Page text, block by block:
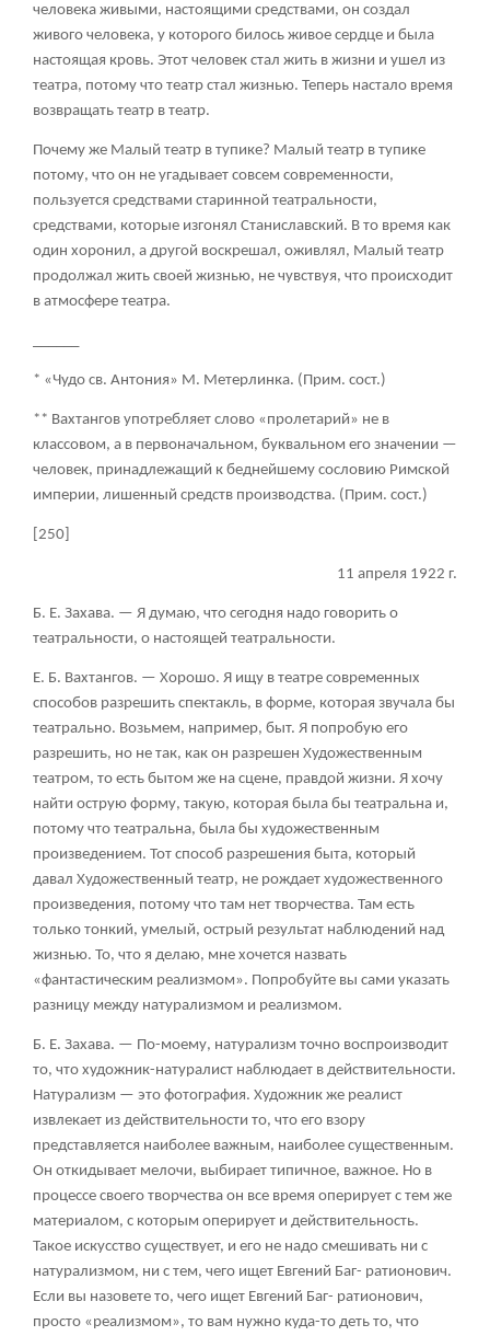
человека живыми, настоящими средствами, он создал
живого человека, у которого билось живое сердце и была
настоящая кровь. Этот человек стал жить в жизни и ушел из
театра, потому что театр стал жизнью. Теперь настало время
возвращать театр в театр.
Почему же Малый театр в тупике? Малый театр в тупике
потому, что он не угадывает совсем современности,
пользуется средствами старинной театральности,
средствами, которые изгонял Станиславский. В то время как
один хоронил, а другой воскрешал, оживлял, Малый театр
продолжал жить своей жизнью, не чувствуя, что происходит
в атмосфере театра.
* «Чудо св. Антония» М. Метерлинка. (Прим. сост.)
** Вахтангов употребляет слово «пролетарий» не в
классовом, а в первоначальном, буквальном его значении —
человек, принадлежащий к беднейшему сословию Римской
империи, лишенный средств производства. (Прим. сост.)
[250]
11 апреля 1922 г.
Б. Е. Захава. — Я думаю, что сегодня надо говорить о
театральности, о настоящей театральности.
Е. Б. Вахтангов. — Хорошо. Я ищу в театре современных
способов разрешить спектакль, в форме, которая звучала бы
театрально. Возьмем, например, быт. Я попробую его
разрешить, но не так, как он разрешен Художественным
театром, то есть бытом же на сцене, правдой жизни. Я хочу
найти острую форму, такую, которая была бы театральна и,
потому что театральна, была бы художественным
произведением. Тот способ разрешения быта, который
давал Художественный театр, не рождает художественного
произведения, потому что там нет творчества. Там есть
только тонкий, умелый, острый результат наблюдений над
жизнью. То, что я делаю, мне хочется назвать
«фантастическим реализмом». Попробуйте вы сами указать
разницу между натурализмом и реализмом.
Б. Е. Захава. — По-моему, натурализм точно воспроизводит
то, что художник-натуралист наблюдает в действительности.
Натурализм — это фотография. Художник же реалист
извлекает из действительности то, что его взору
представляется наиболее важным, наиболее существенным.
Он откидывает мелочи, выбирает типичное, важное. Но в
процессе своего творчества он все время оперирует с тем же
материалом, с которым оперирует и действительность.
Такое искусство существует, и его не надо смешивать ни с
натурализмом, ни с тем, чего ищет Евгений Баг- ратионович.
Если вы назовете то, чего ищет Евгений Баг- ратионович,
просто «реализмом», то вам нужно куда-то деть то, что